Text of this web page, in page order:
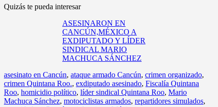
Quizás te pueda interesar
ASESINARON EN
CANCÚN,MÉXICO A
EXDIPUTADO Y LÍDER
SINDICAL MARIO
MACHUCA SÁNCHEZ
asesinato en Cancún, ataque armado Cancún, crimen organizado,
crimen Quintana Roo., exdiputado asesinado, Fiscalía Quintana
Roo, homicidio político, líder sindical Quintana Roo, Mario
Machuca Sánchez, motociclistas armados, repartidores simulados,